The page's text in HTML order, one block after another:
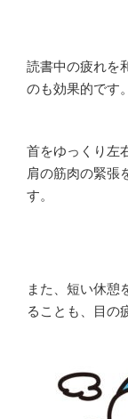
読書中の疲れを
のも効果的です。
首をゆっくり左
肩の筋肉の緊張
す。
また、短い休憩
ることも、目の